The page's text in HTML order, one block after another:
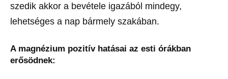
szedik akkor a bevétele igazából mindegy,
lehetséges a nap bármely szakában.
A magnézium pozitív hatásai az esti órákban
erősödnek: